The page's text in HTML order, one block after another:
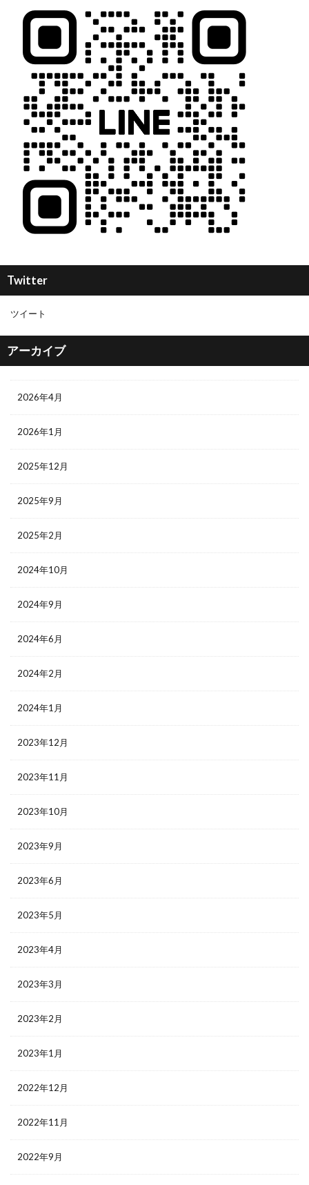
Twitter
ツイート
アーカイブ
2026年4月
2026年1月
2025年12月
2025年9月
2025年2月
2024年10月
2024年9月
2024年6月
2024年2月
2024年1月
2023年12月
2023年11月
2023年10月
2023年9月
2023年6月
2023年5月
2023年4月
2023年3月
2023年2月
2023年1月
2022年12月
2022年11月
2022年9月